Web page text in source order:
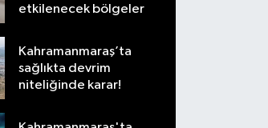
etkilenecek bölgeler
Kahramanmaraş’ta
sağlıkta devrim
niteliğinde karar!